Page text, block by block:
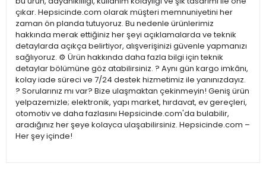
çıkar. Hepsicinde.com olarak müşteri memnuniyetini her
zaman ön planda tutuyoruz. Bu nedenle ürünlerimiz
hakkında merak ettiğiniz her şeyi açıklamalarda ve teknik
detaylarda açıkça belirtiyor, alışverişinizi güvenle yapmanızı
sağlıyoruz. ⚙️ Ürün hakkında daha fazla bilgi için teknik
detaylar bölümüne göz atabilirsiniz. ? Aynı gün kargo imkânı,
kolay iade süreci ve 7/24 destek hizmetimiz ile yanınızdayız.
? Sorularınız mı var? Bize ulaşmaktan çekinmeyin! Geniş ürün
yelpazemizle; elektronik, yapı market, hırdavat, ev gereçleri,
otomotiv ve daha fazlasını Hepsicinde.com'da bulabilir,
aradığınız her şeye kolayca ulaşabilirsiniz. Hepsicinde.com –
Her şey içinde!